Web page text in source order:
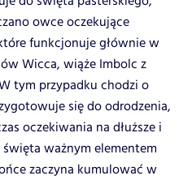
owce oczekujące
funkcjonuje głównie w
Wicca, wiąże Imbolc z
tym przypadku chodzi o
się do odrodzenia,
oczekiwania na dłuższe i
ważnym elementem
zaczyna kumulować w